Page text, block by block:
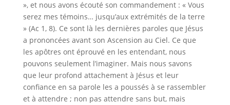
», et nous avons écouté son commandement : « Vous
serez mes témoins… jusqu’aux extrémités de la terre
» (Ac 1, 8). Ce sont là les dernières paroles que Jésus
a prononcées avant son Ascension au Ciel. Ce que
les apôtres ont éprouvé en les entendant, nous
pouvons seulement l’imaginer. Mais nous savons
que leur profond attachement à Jésus et leur
confiance en sa parole les a poussés à se rassembler
et à attendre ; non pas attendre sans but, mais